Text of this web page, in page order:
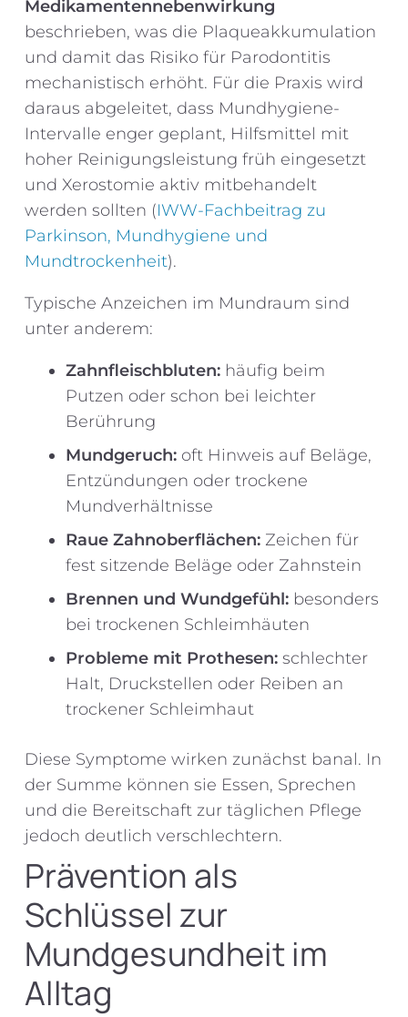
Medikamentennebenwirkung
beschrieben, was die Plaqueakkumulation
und damit das Risiko für Parodontitis
mechanistisch erhöht. Für die Praxis wird
daraus abgeleitet, dass Mundhygiene-
Intervalle enger geplant, Hilfsmittel mit
hoher Reinigungsleistung früh eingesetzt
und Xerostomie aktiv mitbehandelt
werden sollten (IWW-Fachbeitrag zu
Parkinson, Mundhygiene und
Mundtrockenheit).
Typische Anzeichen im Mundraum sind
unter anderem:
Zahnfleischbluten: häufig beim
Putzen oder schon bei leichter
Berührung
Mundgeruch: oft Hinweis auf Beläge,
Entzündungen oder trockene
Mundverhältnisse
Raue Zahnoberflächen: Zeichen für
fest sitzende Beläge oder Zahnstein
Brennen und Wundgefühl: besonders
bei trockenen Schleimhäuten
Probleme mit Prothesen: schlechter
Halt, Druckstellen oder Reiben an
trockener Schleimhaut
Diese Symptome wirken zunächst banal. In
der Summe können sie Essen, Sprechen
und die Bereitschaft zur täglichen Pflege
jedoch deutlich verschlechtern.
Prävention als
Schlüssel zur
Mundgesundheit im
Alltag